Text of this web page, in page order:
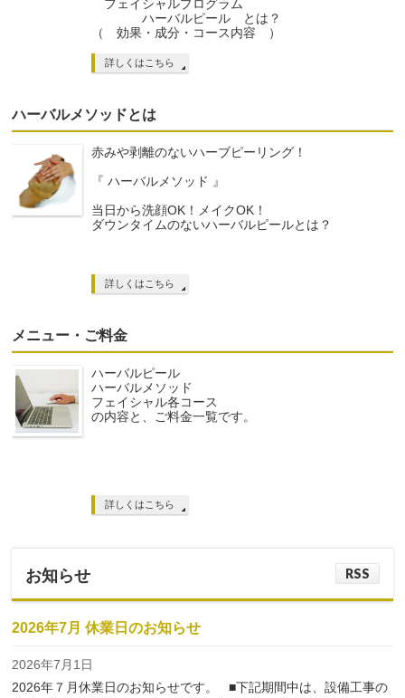
フェイシャルプログラム
ハーバルピール とは？
（ 効果・成分・コース内容 ）
詳しくはこちら
ハーバルメソッドとは
赤みや剥離のないハーブピーリング！
『 ハーバルメソッド 』
当日から洗顔OK！メイクOK！
ダウンタイムのないハーバルピールとは？
詳しくはこちら
メニュー・ご料金
ハーバルピール
ハーバルメソッド
フェイシャル各コース
の内容と、ご料金一覧です。
詳しくはこちら
お知らせ RSS
2026年7月 休業日のお知らせ
2026年7月1日
2026年７月休業日のお知らせです。 ■下記期間中は、設備工事の